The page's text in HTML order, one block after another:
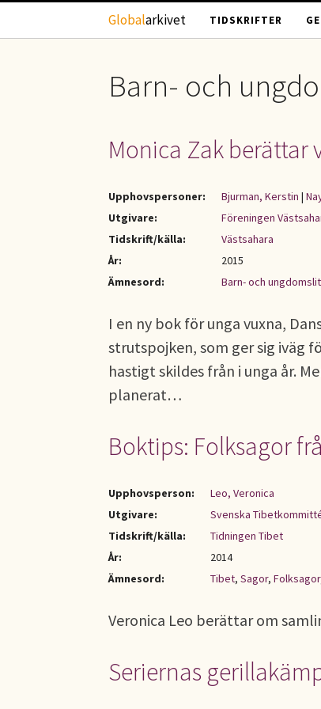
Hoppa till huvudinnehåll
Globalarkivet TIDSKRIFTER
Barn- och
Monica Zak berättar
Upphovspersoner: Bjurman, Kerstin |
Utgivare:
Föreningen
Tidskrift/källa:
Västsahara
År:
2015
Ämnesord:
Barn- och
I en ny bok för unga vuxna,
strutspojken, som ger sig iväg
hastigt skildes från i unga år.
planerat…
Boktips: Folksagor
Upphovsperson:
Leo, Veronica
Utgivare:
Svenska
Tidskrift/källa:
Tidningen Tibet
År:
2014
Ämnesord:
Tibet, Sagor, Folksagor
Veronica Leo berättar om
Seriernas